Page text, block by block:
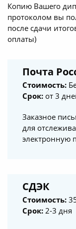
Копию Вашего
протоколом вы
после сдачи
оплаты)
Почта
Стоимость:
Срок: от 3
Заказное
для
электронную
СДЭК
Стоимость:
Срок: 2-3 дня